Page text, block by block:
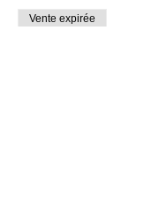
Vente expirée